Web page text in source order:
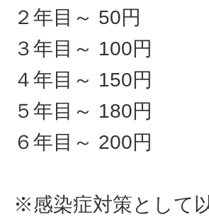
２年目～ 50円
３年目～ 100円
４年目～ 150円
５年目～ 180円
６年目～ 200円
※感染症対策として